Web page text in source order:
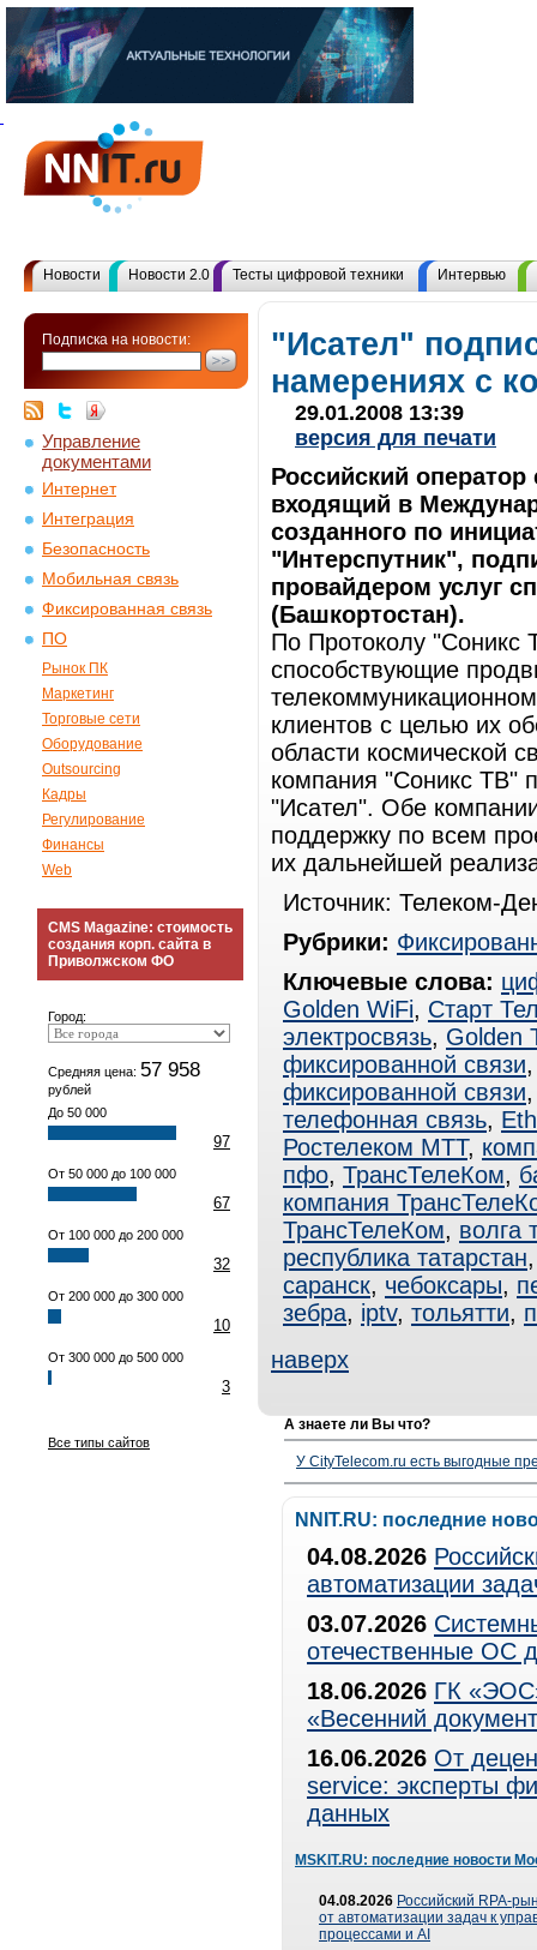
Новости Новости 2.0 Тесты цифровой техники Интервью
Подписка на новости:
Управление
документами
Интернет
Интеграция
Безопасность
Мобильная связь
Фиксированная связь
ПО
Рынок ПК
Маркетинг
Торговые сети
Оборудование
Outsourcing
Кадры
Регулирование
Финансы
Web
CMS Magazine: стоимость
создания корп. сайта в
Приволжском ФО
Город:
Средняя цена: 57 958
рублей
До 50 000
97
От 50 000 до 100 000
67
От 100 000 до 200 000
32
От 200 000 до 300 000
10
От 300 000 до 500 000
3
Все типы сайтов
"Исател"
намерениях с
29.01.2008 13:39
версия для печати
Российский
входящий в
созданного по
"Интерспутник",
провайдером услуг
(Башкортостан).
По Протоколу "Соникс
способствующие
клиентов с целью их
области космической
компания "Соникс ТВ"
"Исател". Обе
поддержку по всем
их дальнейшей
Источник: Телеком-
Рубрики:
Ключевые слова:
Golden WiFi, Старт
электросвязь, Golden
фиксированной связи
фиксированной связи
телефонная связь,
Ростелеком МТТ,
пфо, ТрансТелеКом,
компания
ТрансТелеКом, волга
республика татарстан
саранск, чебоксары,
зебра, iptv, тольятти,
наверх
А знаете ли Вы что?
У CityTelecom.ru есть выгодные
NNIT.RU: последние
04.08.2026
автоматизации
03.07.2026
отечественные ОС
18.06.2026 ГК
«Весенний
16.06.2026 От
service: эксперты
данных
MSKIT.RU: последние новости
04.08.2026 Российский RPA-
от автоматизации задач к
процессами и AI